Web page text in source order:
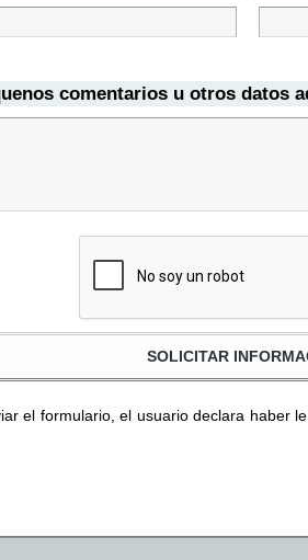
comentarios u otros datos
el formulario, el usuario declara haber